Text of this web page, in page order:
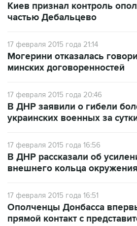
Киев признал контроль
частью Дебальцево
17 февраля 2015 года 21:14
Могерини отказалась
минских договоренностей
17 февраля 2015 года 20:46
В ДНР заявили о гибели
украинских военных за
17 февраля 2015 года 16:56
В ДНР рассказали об
внешнего кольца
17 февраля 2015 года 16:51
Ополченцы Донбасса
прямой контакт с